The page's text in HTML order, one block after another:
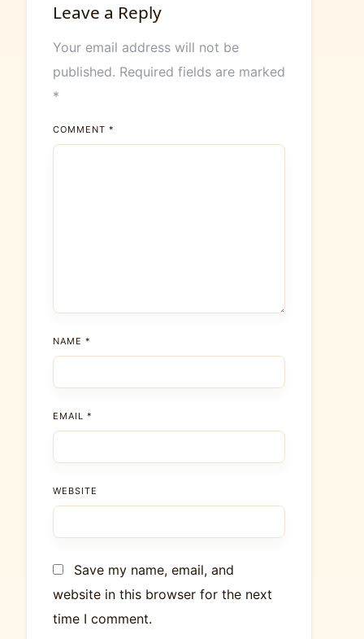
Leave a Reply
Your email address will not be
published. Required fields are marked
*
COMMENT *
NAME *
EMAIL *
WEBSITE
Save my name, email, and
website in this browser for the next
time I comment.